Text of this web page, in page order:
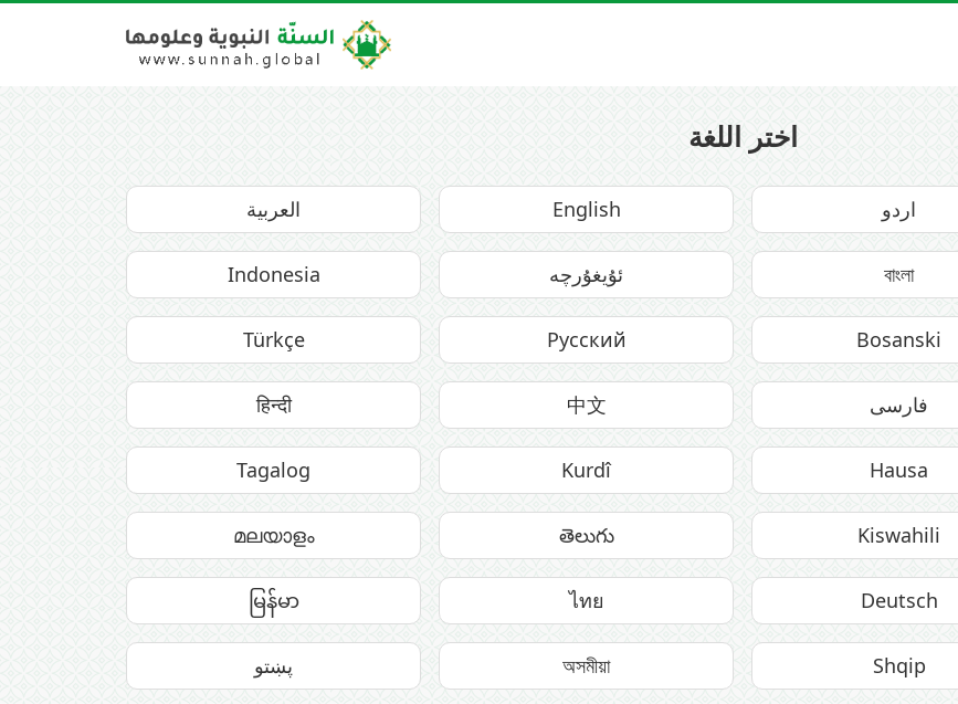
اختر اللغة
العربية English اردو
Indonesia ئۇيغۇرچە বাংলা
Türkçe Русский Bosanski
हिन्दी 中文 فارسی
Tagalog Kurdî Hausa
മലയാളം తెలుగు Kiswahili
မြန်မာ ไทย Deutsch
پښتو অসমীয়া Shqip